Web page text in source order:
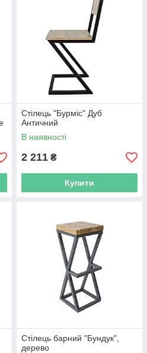
Стілець "Бурміс" Дуб
Античний
В наявності
2 211 ₴
Купити
Стілець барний "Бундук",
дерево